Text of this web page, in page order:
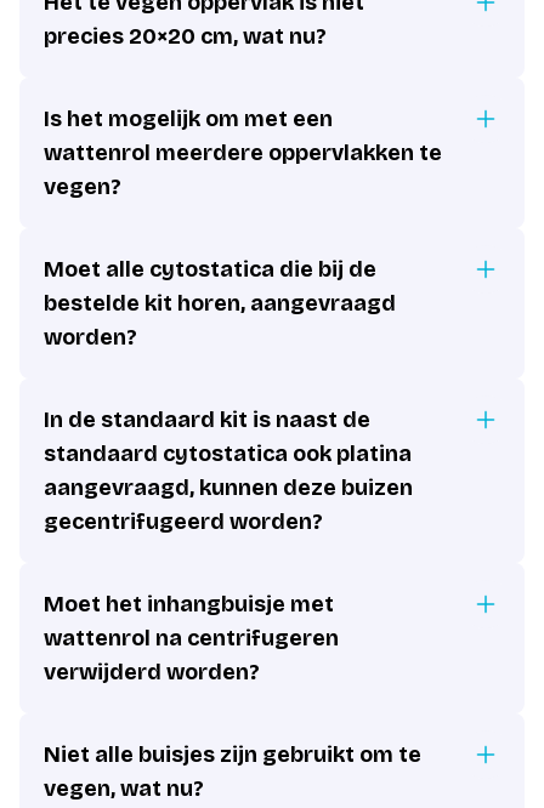
precies 20×20 cm, wat nu?
Is het mogelijk om met een
wattenrol meerdere oppervlakken te
vegen?
Moet alle cytostatica die bij de
bestelde kit horen, aangevraagd
worden?
In de standaard kit is naast de
standaard cytostatica ook platina
aangevraagd, kunnen deze buizen
gecentrifugeerd worden?
Moet het inhangbuisje met
wattenrol na centrifugeren
verwijderd worden?
Niet alle buisjes zijn gebruikt om te
vegen, wat nu?